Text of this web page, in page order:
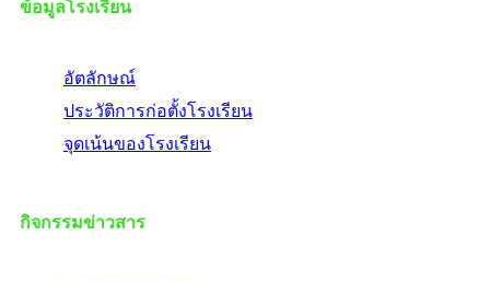
ข้อมูลโรงเรียน
อัตลักษณ์
ประวัติการก่อตั้งโรงเรียน
จุดเน้นของโรงเรียน
กิจกรรมข่าวสาร